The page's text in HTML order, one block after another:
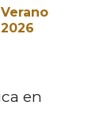
Verano
2026
en